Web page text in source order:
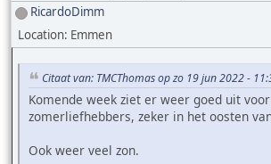
RicardoDimm
Location: Emmen
Citaat van: TMCThomas op zo 19 jun 2022 -
Komende week ziet er weer goed uit
zomerliefhebbers, zeker in het oosten
Ook weer veel zon.